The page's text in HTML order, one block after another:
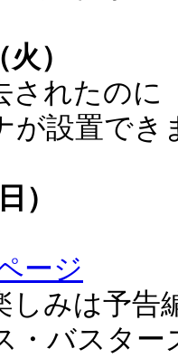
）
されたのに
が設置でき
）
ージ
しみは予告
・バスタ